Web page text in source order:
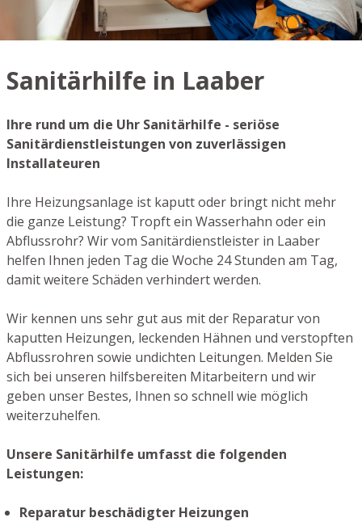
Sanitärhilfe in Laaber
Ihre rund um die Uhr Sanitärhilfe - seriöse
Sanitärdienstleistungen von zuverlässigen
Installateuren
Ihre Heizungsanlage ist kaputt oder bringt nicht mehr
die ganze Leistung? Tropft ein Wasserhahn oder ein
Abflussrohr? Wir vom Sanitärdienstleister in Laaber
helfen Ihnen jeden Tag die Woche 24 Stunden am Tag,
damit weitere Schäden verhindert werden.
Wir kennen uns sehr gut aus mit der Reparatur von
kaputten Heizungen, leckenden Hähnen und verstopften
Abflussrohren sowie undichten Leitungen. Melden Sie
sich bei unseren hilfsbereiten Mitarbeitern und wir
geben unser Bestes, Ihnen so schnell wie möglich
weiterzuhelfen.
Unsere Sanitärhilfe umfasst die folgenden
Leistungen:
Reparatur beschädigter Heizungen